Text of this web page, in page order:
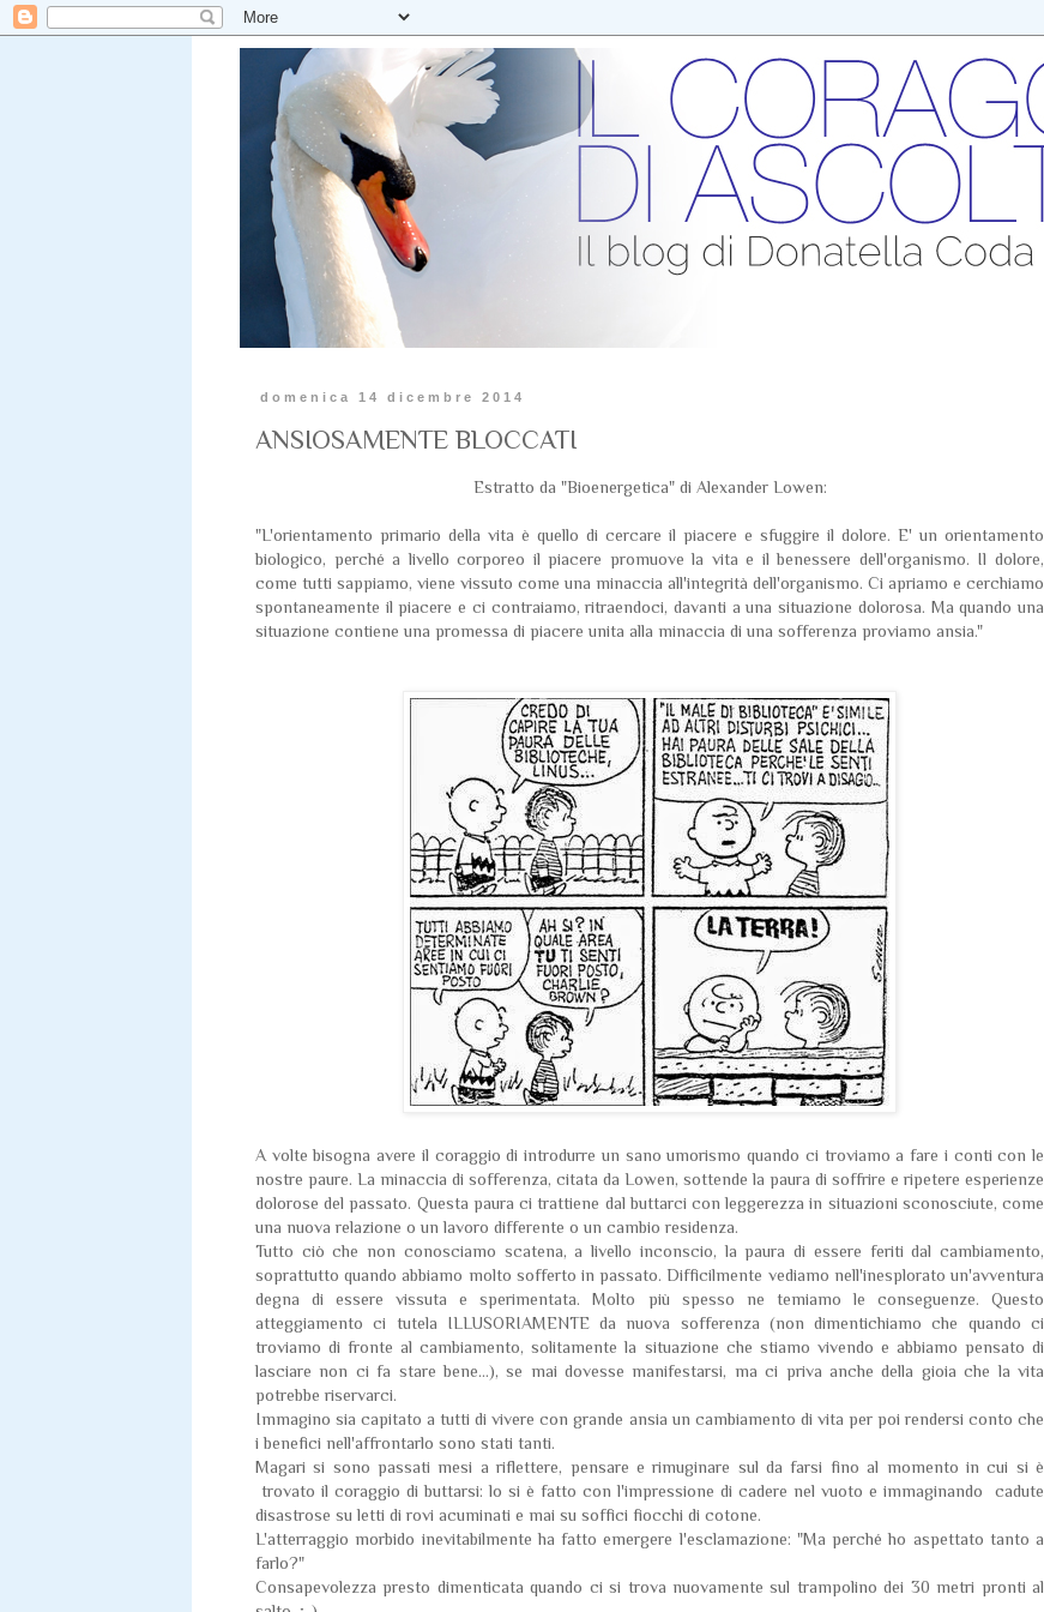
domenica 14 dicembre 2014
ANSIOSAMENTE BLOCCATI
Estratto da "Bioenergetica" di Alexander Lowen:
"L'orientamento primario della vita è quello di cercare il piacere e sfuggire il dolore. E' un orientamento
biologico, perché a livello corporeo il piacere promuove la vita e il benessere dell'organismo. Il dolore,
come tutti sappiamo, viene vissuto come una minaccia all'integrità dell'organismo. Ci apriamo e cerchiamo
spontaneamente il piacere e ci contraiamo, ritraendoci, davanti a una situazione dolorosa. Ma quando una
situazione contiene una promessa di piacere unita alla minaccia di una sofferenza proviamo ansia."
A volte bisogna avere il coraggio di introdurre un sano umorismo quando ci troviamo a fare i conti con le
nostre paure. La minaccia di sofferenza, citata da Lowen, sottende la paura di soffrire e ripetere esperienze
dolorose del passato. Questa paura ci trattiene dal buttarci con leggerezza in situazioni sconosciute, come
una nuova relazione o un lavoro differente o un cambio residenza.
Tutto ciò che non conosciamo scatena, a livello inconscio, la paura di essere feriti dal cambiamento,
soprattutto quando abbiamo molto sofferto in passato. Difficilmente vediamo nell'inesplorato un'avventura
degna di essere vissuta e sperimentata. Molto più spesso ne temiamo le conseguenze. Questo
atteggiamento ci tutela ILLUSORIAMENTE da nuova sofferenza (non dimentichiamo che quando ci
troviamo di fronte al cambiamento, solitamente la situazione che stiamo vivendo e abbiamo pensato di
lasciare non ci fa stare bene...), se mai dovesse manifestarsi, ma ci priva anche della gioia che la vita
potrebbe riservarci.
Immagino sia capitato a tutti di vivere con grande ansia un cambiamento di vita per poi rendersi conto che
i benefici nell'affrontarlo sono stati tanti.
Magari si sono passati mesi a riflettere, pensare e rimuginare sul da farsi fino al momento in cui si è
trovato il coraggio di buttarsi: lo si è fatto con l'impressione di cadere nel vuoto e immaginando cadute
disastrose su letti di rovi acuminati e mai su soffici fiocchi di cotone.
L'atterraggio morbido inevitabilmente ha fatto emergere l'esclamazione: "Ma perché ho aspettato tanto a
farlo?"
Consapevolezza presto dimenticata quando ci si trova nuovamente sul trampolino dei 30 metri pronti al